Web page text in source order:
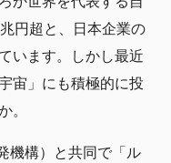
円超と、日本企業の
います。しかし最近
宙」にも積極的に投
。
機構）と共同で「ル